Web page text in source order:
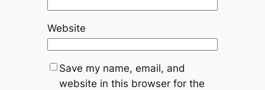
Website
Save my name, email, and
website in this browser for the